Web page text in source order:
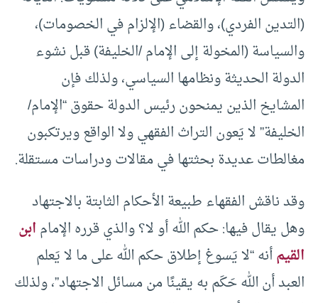
(التدين الفردي)، والقضاء (الإلزام في الخصومات)،
والسياسة (المخولة إلى الإمام /الخليفة) قبل نشوء
الدولة الحديثة ونظامها السياسي، ولذلك فإن
المشايخ الذين يمنحون رئيس الدولة حقوق “الإمام/
الخليفة” لا يَعون التراث الفقهي ولا الواقع ويرتكبون
مغالطات عديدة بحثتها في مقالات ودراسات مستقلة.
وقد ناقش الفقهاء طبيعة الأحكام الثابتة بالاجتهاد
وهل يقال فيها: حكم الله أو لا؟ والذي قرره الإمامابن
القيمأنه “لا يَسوغ إطلاق حكم الله على ما لا يَعلم
العبد أن الله حَكَم به يقينًا من مسائل الاجتهاد”، ولذلك